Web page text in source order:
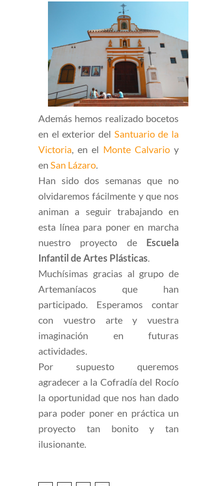
Además hemos realizado bocetos
en el exterior del Santuario de la
Victoria, en el Monte Calvarioy
en San Lázaro.
Han sido dos semanas que no
olvidaremos fácilmente y que nos
animan a seguir trabajando en
esta línea para poner en marcha
nuestro proyecto de Escuela
Infantil de Artes Plásticas.
Muchísimas gracias al grupo de
Artemaníacos que han
participado. Esperamos contar
con vuestro arte y vuestra
imaginación en futuras
actividades.
Por supuesto queremos
agradecer a la Cofradía del Rocío
la oportunidad que nos han dado
para poder poner en práctica un
proyecto tan bonito y tan
ilusionante.